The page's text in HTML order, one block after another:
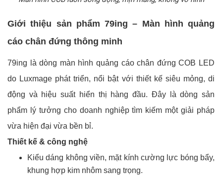
Giới thiệu sản phẩm 79ing – Màn hình quảng
cáo chân đứng thông minh
79ing là dòng màn hình quảng cáo chân đứng COB LED
do Luxmage phát triển, nổi bật với thiết kế siêu mỏng, di
động và hiệu suất hiển thị hàng đầu. Đây là dòng sản
phẩm lý tưởng cho doanh nghiệp tìm kiếm một giải pháp
vừa hiện đại vừa bền bỉ.
Thiết kế & công nghệ
Kiểu dáng không viền, mặt kính cường lực bóng bẩy,
khung hợp kim nhôm sang trọng.